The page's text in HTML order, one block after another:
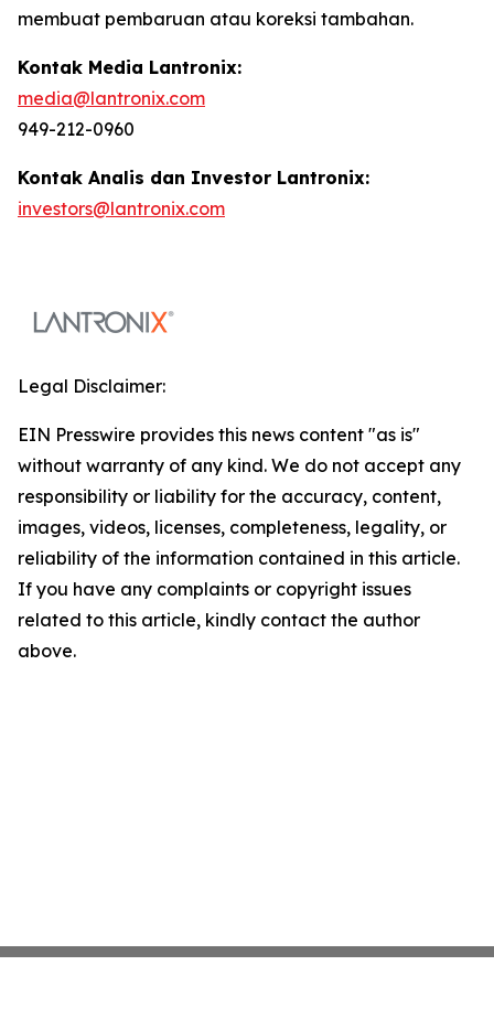
membuat pembaruan atau koreksi tambahan.
Kontak Media Lantronix:
media@lantronix.com
949-212-0960
Kontak Analis dan Investor Lantronix:
investors@lantronix.com
Legal Disclaimer:
EIN Presswire provides this news content "as is"
without warranty of any kind. We do not accept any
responsibility or liability for the accuracy, content,
images, videos, licenses, completeness, legality, or
reliability of the information contained in this article.
If you have any complaints or copyright issues
related to this article, kindly contact the author
above.